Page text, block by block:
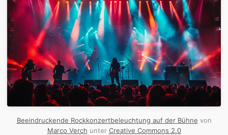
Beeindruckende Rockkonzertbeleuchtung auf der Bühne von
Marco Verch unter Creative Commons 2.0